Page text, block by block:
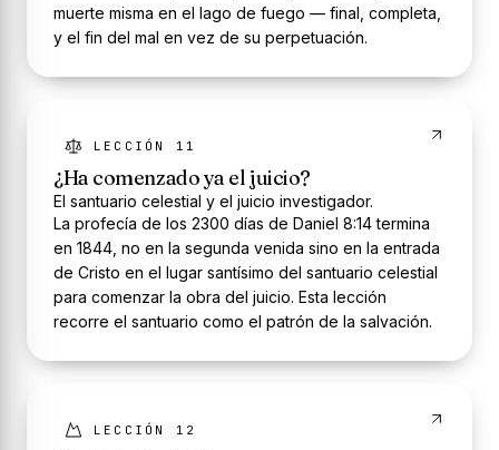
muerte misma en el lago de fuego — final, completa,
y el fin del mal en vez de su perpetuación.
LECCIÓN 11
¿Ha comenzado ya el juicio?
El santuario celestial y el juicio investigador.
La profecía de los 2300 días de Daniel 8:14 termina
en 1844, no en la segunda venida sino en la entrada
de Cristo en el lugar santísimo del santuario celestial
para comenzar la obra del juicio. Esta lección
recorre el santuario como el patrón de la salvación.
LECCIÓN 12